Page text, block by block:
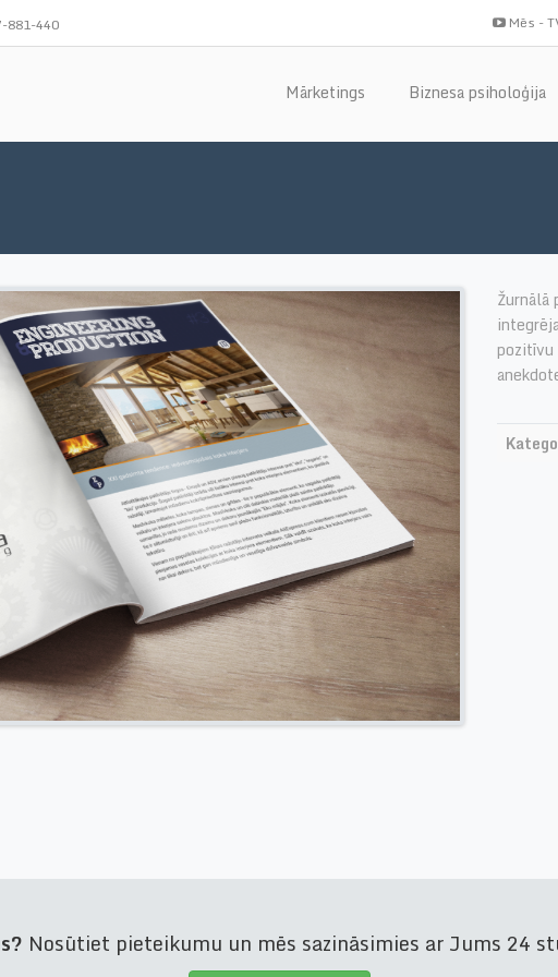
881-440 Mēs -
Mārketings Biznesa psiholoģija
Žurnālā
pozitīvu
Nosūtiet pieteikumu un mēs sazināsimies ar Jums 24